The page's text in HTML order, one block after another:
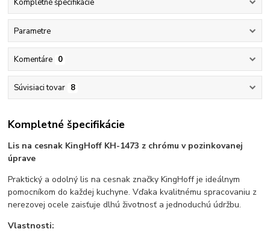
Kompletné špecifikácie
Parametre
Komentáre 0
Súvisiaci tovar 8
Kompletné špecifikácie
Lis na cesnak KingHoff KH-1473 z chrómu v pozinkovanej
úprave
Praktický a odolný lis na cesnak značky KingHoff je ideálnym
pomocníkom do každej kuchyne. Vďaka kvalitnému spracovaniu z
nerezovej ocele zaisťuje dlhú životnosť a jednoduchú údržbu.
Vlastnosti: